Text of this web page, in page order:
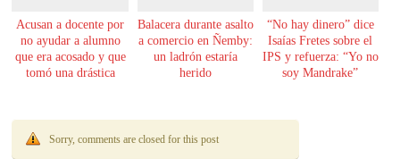
Acusan a docente por
no ayudar a alumno
que era acosado y que
tomó una drástica
Balacera durante asalto
a comercio en Ñemby:
un ladrón estaría
herido
“No hay dinero” dice
Isaías Fretes sobre el
IPS y refuerza: “Yo no
soy Mandrake”
Sorry, comments are closed for this post